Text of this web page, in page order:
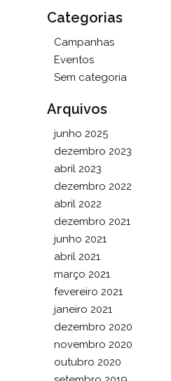
Categorias
Campanhas
Eventos
Sem categoria
Arquivos
junho 2025
dezembro 2023
abril 2023
dezembro 2022
abril 2022
dezembro 2021
junho 2021
abril 2021
março 2021
fevereiro 2021
janeiro 2021
dezembro 2020
novembro 2020
outubro 2020